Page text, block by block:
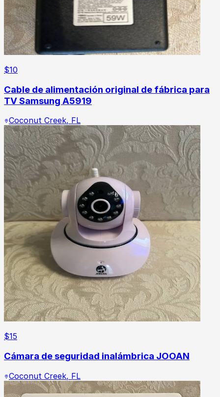
$10
Cable de alimentación original de fábrica para
TV Samsung A5919
Coconut Creek, FL
$15
Cámara de seguridad inalámbrica JOOAN
Coconut Creek, FL